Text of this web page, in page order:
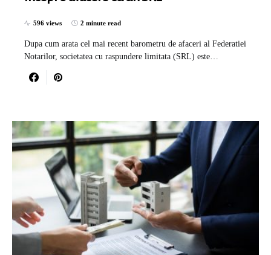
596 views 2 minute read
Dupa cum arata cel mai recent barometru de afaceri al Federatiei
Notarilor, societatea cu raspundere limitata (SRL) este…